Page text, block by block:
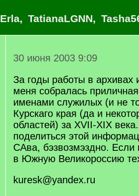
Erla, TatianaLGNN,
30 июня 2003 9:09
За годы работы в архивах
меня собралась
именами служилых (и не
Курскаго края (да и
областей) за XVII-XIX
поделиться этой
САва, бэзвозмэздно. Если
в Южную Великороссию
kuresk@yandex.ru